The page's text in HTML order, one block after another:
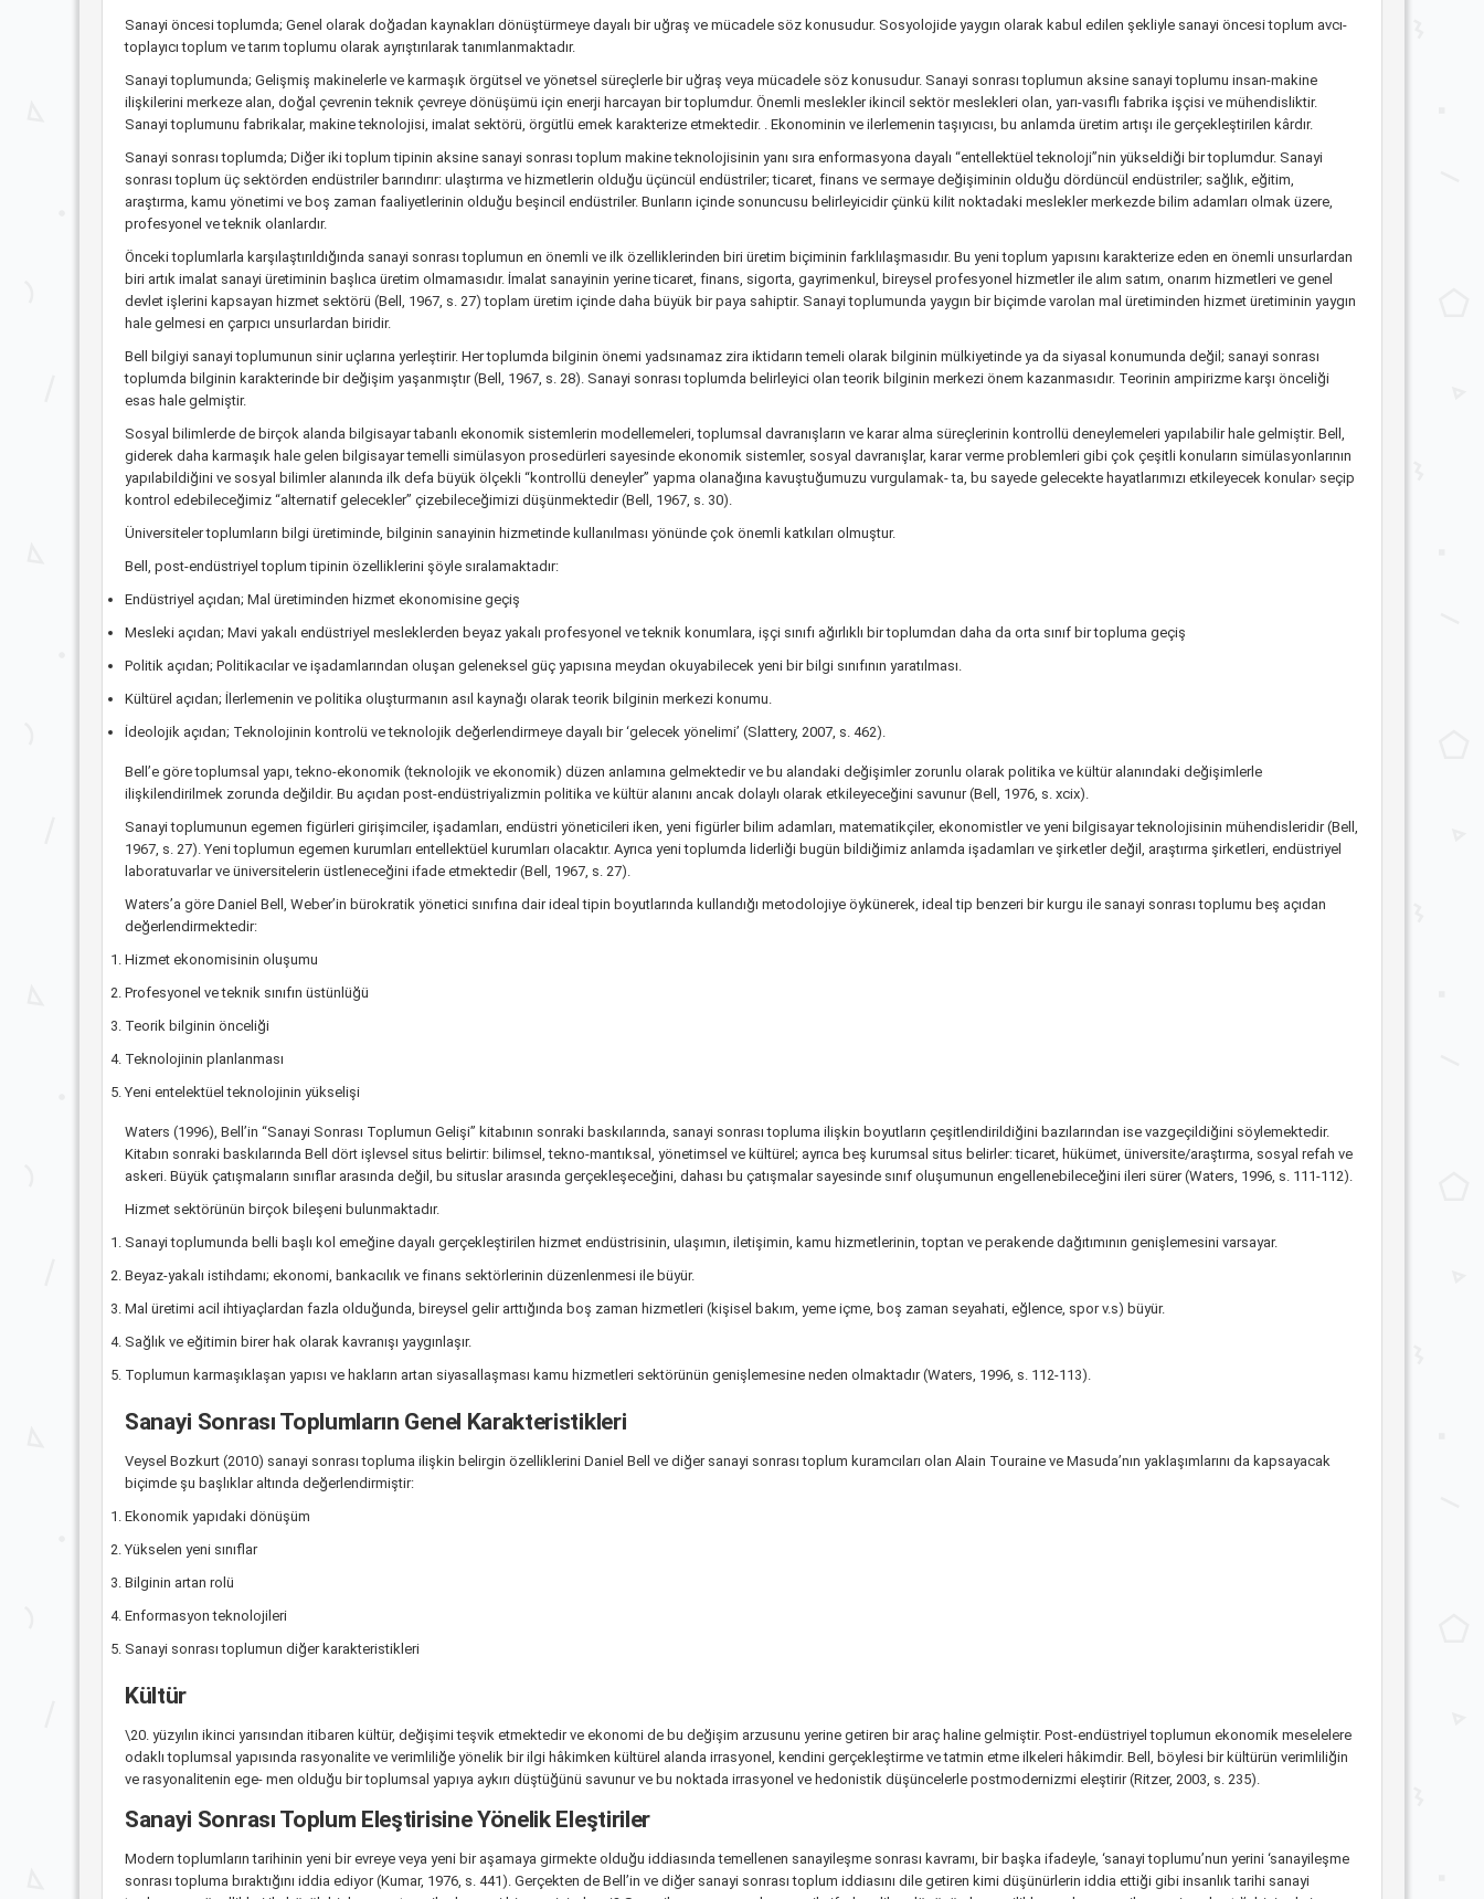
Sanayi öncesi toplumda; Genel olarak doğadan kaynakları dönüştürmeye dayalı bir uğraş ve mücadele söz konusudur. Sosyolojide yaygın olarak kabul edilen şekliyle sanayi öncesi toplum avcı-
toplayıcı toplum ve tarım toplumu olarak ayrıştırılarak tanımlanmaktadır.
Sanayi toplumunda; Gelişmiş makinelerle ve karmaşık örgütsel ve yönetsel süreçlerle bir uğraş veya mücadele söz konusudur. Sanayi sonrası toplumun aksine sanayi toplumu insan-makine
ilişkilerini merkeze alan, doğal çevrenin teknik çevreye dönüşümü için enerji harcayan bir toplumdur. Önemli meslekler ikincil sektör meslekleri olan, yarı-vasıflı fabrika işçisi ve mühendisliktir.
Sanayi toplumunu fabrikalar, makine teknolojisi, imalat sektörü, örgütlü emek karakterize etmektedir. . Ekonominin ve ilerlemenin taşıyıcısı, bu anlamda üretim artışı ile gerçekleştirilen kârdır.
Sanayi sonrası toplumda; Diğer iki toplum tipinin aksine sanayi sonrası toplum makine teknolojisinin yanı sıra enformasyona dayalı “entellektüel teknoloji”nin yükseldiği bir toplumdur. Sanayi
sonrası toplum üç sektörden endüstriler barındırır: ulaştırma ve hizmetlerin olduğu üçüncül endüstriler; ticaret, finans ve sermaye değişiminin olduğu dördüncül endüstriler; sağlık, eğitim,
araştırma, kamu yönetimi ve boş zaman faaliyetlerinin olduğu beşincil endüstriler. Bunların içinde sonuncusu belirleyicidir çünkü kilit noktadaki meslekler merkezde bilim adamları olmak üzere,
profesyonel ve teknik olanlardır.
Önceki toplumlarla karşılaştırıldığında sanayi sonrası toplumun en önemli ve ilk özelliklerinden biri üretim biçiminin farklılaşmasıdır. Bu yeni toplum yapısını karakterize eden en önemli unsurlardan
biri artık imalat sanayi üretiminin başlıca üretim olmamasıdır. İmalat sanayinin yerine ticaret, finans, sigorta, gayrimenkul, bireysel profesyonel hizmetler ile alım satım, onarım hizmetleri ve genel
devlet işlerini kapsayan hizmet sektörü (Bell, 1967, s. 27) toplam üretim içinde daha büyük bir paya sahiptir. Sanayi toplumunda yaygın bir biçimde varolan mal üretiminden hizmet üretiminin yaygın
hale gelmesi en çarpıcı unsurlardan biridir.
Bell bilgiyi sanayi toplumunun sinir uçlarına yerleştirir. Her toplumda bilginin önemi yadsınamaz zira iktidarın temeli olarak bilginin mülkiyetinde ya da siyasal konumunda değil; sanayi sonrası
toplumda bilginin karakterinde bir değişim yaşanmıştır (Bell, 1967, s. 28). Sanayi sonrası toplumda belirleyici olan teorik bilginin merkezi önem kazanmasıdır. Teorinin ampirizme karşı önceliği
esas hale gelmiştir.
Sosyal bilimlerde de birçok alanda bilgisayar tabanlı ekonomik sistemlerin modellemeleri, toplumsal davranışların ve karar alma süreçlerinin kontrollü deneylemeleri yapılabilir hale gelmiştir. Bell,
giderek daha karmaşık hale gelen bilgisayar temelli simülasyon prosedürleri sayesinde ekonomik sistemler, sosyal davranışlar, karar verme problemleri gibi çok çeşitli konuların simülasyonlarının
yapılabildiğini ve sosyal bilimler alanında ilk defa büyük ölçekli “kontrollü deneyler” yapma olanağına kavuştuğumuzu vurgulamak- ta, bu sayede gelecekte hayatlarımızı etkileyecek konular› seçip
kontrol edebileceğimiz “alternatif gelecekler” çizebileceğimizi düşünmektedir (Bell, 1967, s. 30).
Üniversiteler toplumların bilgi üretiminde, bilginin sanayinin hizmetinde kullanılması yönünde çok önemli katkıları olmuştur.
Bell, post-endüstriyel toplum tipinin özelliklerini şöyle sıralamaktadır:
Endüstriyel açıdan; Mal üretiminden hizmet ekonomisine geçiş
Mesleki açıdan; Mavi yakalı endüstriyel mesleklerden beyaz yakalı profesyonel ve teknik konumlara, işçi sınıfı ağırlıklı bir toplumdan daha da orta sınıf bir topluma geçiş
Politik açıdan; Politikacılar ve işadamlarından oluşan geleneksel güç yapısına meydan okuyabilecek yeni bir bilgi sınıfının yaratılması.
Kültürel açıdan; İlerlemenin ve politika oluşturmanın asıl kaynağı olarak teorik bilginin merkezi konumu.
İdeolojik açıdan; Teknolojinin kontrolü ve teknolojik değerlendirmeye dayalı bir ‘gelecek yönelimi’ (Slattery, 2007, s. 462).
Bell’e göre toplumsal yapı, tekno-ekonomik (teknolojik ve ekonomik) düzen anlamına gelmektedir ve bu alandaki değişimler zorunlu olarak politika ve kültür alanındaki değişimlerle
ilişkilendirilmek zorunda değildir. Bu açıdan post-endüstriyalizmin politika ve kültür alanını ancak dolaylı olarak etkileyeceğini savunur (Bell, 1976, s. xcix).
Sanayi toplumunun egemen figürleri girişimciler, işadamları, endüstri yöneticileri iken, yeni figürler bilim adamları, matematikçiler, ekonomistler ve yeni bilgisayar teknolojisinin mühendisleridir (Bell,
1967, s. 27). Yeni toplumun egemen kurumları entellektüel kurumları olacaktır. Ayrıca yeni toplumda liderliği bugün bildiğimiz anlamda işadamları ve şirketler değil, araştırma şirketleri, endüstriyel
laboratuvarlar ve üniversitelerin üstleneceğini ifade etmektedir (Bell, 1967, s. 27).
Waters’a göre Daniel Bell, Weber’in bürokratik yönetici sınıfına dair ideal tipin boyutlarında kullandığı metodolojiye öykünerek, ideal tip benzeri bir kurgu ile sanayi sonrası toplumu beş açıdan
değerlendirmektedir:
Hizmet ekonomisinin oluşumu
Profesyonel ve teknik sınıfın üstünlüğü
Teorik bilginin önceliği
Teknolojinin planlanması
Yeni entelektüel teknolojinin yükselişi
Waters (1996), Bell’in “Sanayi Sonrası Toplumun Gelişi” kitabının sonraki baskılarında, sanayi sonrası topluma ilişkin boyutların çeşitlendirildiğini bazılarından ise vazgeçildiğini söylemektedir.
Kitabın sonraki baskılarında Bell dört işlevsel situs belirtir: bilimsel, tekno-mantıksal, yönetimsel ve kültürel; ayrıca beş kurumsal situs belirler: ticaret, hükümet, üniversite/araştırma, sosyal refah ve
askeri. Büyük çatışmaların sınıflar arasında değil, bu situslar arasında gerçekleşeceğini, dahası bu çatışmalar sayesinde sınıf oluşumunun engellenebileceğini ileri sürer (Waters, 1996, s. 111-112).
Hizmet sektörünün birçok bileşeni bulunmaktadır.
Sanayi toplumunda belli başlı kol emeğine dayalı gerçekleştirilen hizmet endüstrisinin, ulaşımın, iletişimin, kamu hizmetlerinin, toptan ve perakende dağıtımının genişlemesini varsayar.
Beyaz-yakalı istihdamı; ekonomi, bankacılık ve finans sektörlerinin düzenlenmesi ile büyür.
Mal üretimi acil ihtiyaçlardan fazla olduğunda, bireysel gelir arttığında boş zaman hizmetleri (kişisel bakım, yeme içme, boş zaman seyahati, eğlence, spor v.s) büyür.
Sağlık ve eğitimin birer hak olarak kavranışı yaygınlaşır.
Toplumun karmaşıklaşan yapısı ve hakların artan siyasallaşması kamu hizmetleri sektörünün genişlemesine neden olmaktadır (Waters, 1996, s. 112-113).
Sanayi Sonrası Toplumların Genel Karakteristikleri
Veysel Bozkurt (2010) sanayi sonrası topluma ilişkin belirgin özelliklerini Daniel Bell ve diğer sanayi sonrası toplum kuramcıları olan Alain Touraine ve Masuda’nın yaklaşımlarını da kapsayacak
biçimde şu başlıklar altında değerlendirmiştir:
Ekonomik yapıdaki dönüşüm
Yükselen yeni sınıflar
Bilginin artan rolü
Enformasyon teknolojileri
Sanayi sonrası toplumun diğer karakteristikleri
Kültür
\20. yüzyılın ikinci yarısından itibaren kültür, değişimi teşvik etmektedir ve ekonomi de bu değişim arzusunu yerine getiren bir araç haline gelmiştir. Post-endüstriyel toplumun ekonomik meselelere
odaklı toplumsal yapısında rasyonalite ve verimliliğe yönelik bir ilgi hâkimken kültürel alanda irrasyonel, kendini gerçekleştirme ve tatmin etme ilkeleri hâkimdir. Bell, böylesi bir kültürün verimliliğin
ve rasyonalitenin ege- men olduğu bir toplumsal yapıya aykırı düştüğünü savunur ve bu noktada irrasyonel ve hedonistik düşüncelerle postmodernizmi eleştirir (Ritzer, 2003, s. 235).
Sanayi Sonrası Toplum Eleştirisine Yönelik Eleştiriler
Modern toplumların tarihinin yeni bir evreye veya yeni bir aşamaya girmekte olduğu iddiasında temellenen sanayileşme sonrası kavramı, bir başka ifadeyle, ‘sanayi toplumu’nun yerini ‘sanayileşme
sonrası topluma bıraktığını iddia ediyor (Kumar, 1976, s. 441). Gerçekten de Bell’in ve diğer sanayi sonrası toplum iddiasını dile getiren kimi düşünürlerin iddia ettiği gibi insanlık tarihi sanayi